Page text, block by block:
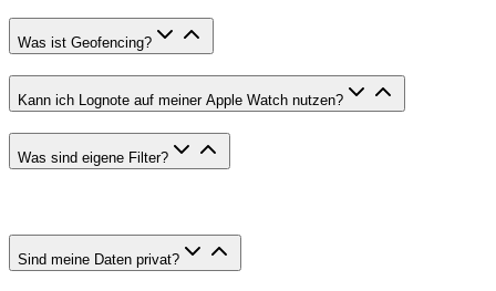
Was ist Geofencing?
Kann ich Lognote auf meiner Apple Watch nutzen?
Was sind eigene Filter?
Sind meine Daten privat?